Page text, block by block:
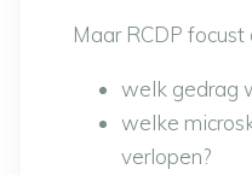
Maar RCDP focust
welk gedrag
welke
verlopen?